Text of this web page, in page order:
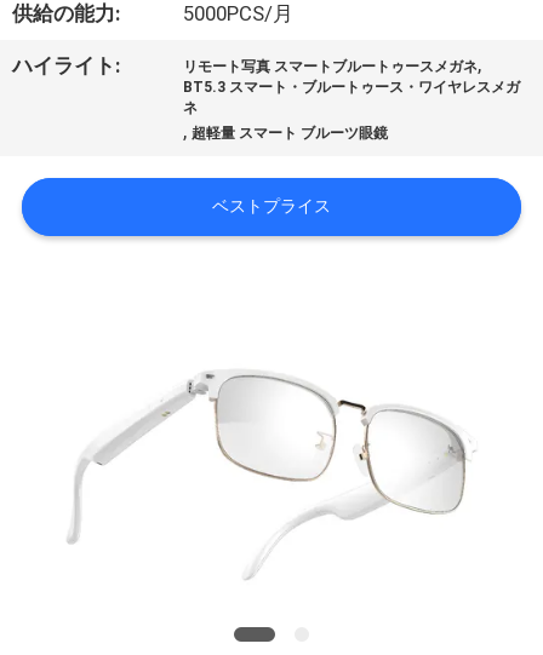
工
場
行
供給の能力: 5000PCS/月
ハイライト: リモート写真 スマートブルートゥースメガネ,
BT5.3 スマート・ブルートゥース・ワイヤレスメガ
ネ
,超軽量 スマート ブルーツ眼鏡
ベストプライス